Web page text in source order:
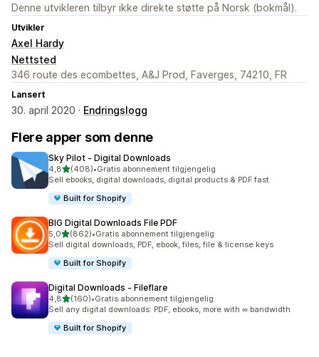
Denne utvikleren tilbyr ikke direkte støtte på Norsk (bokmål).
Utvikler
Axel Hardy
Nettsted
346 route des ecombettes, A&J Prod, Faverges, 74210, FR
Lansert
30. april 2020 · Endringslogg
Flere apper som denne
Sky Pilot ‑ Digital Downloads
4,8av 5 stjerner
(408)
Totalt 408 omtaler
•Gratis abonnement tilgjengelig
Sell ebooks, digital downloads, digital products & PDF fast.
Built for Shopify
BIG Digital Downloads File PDF
5,0av 5 stjerner
(862)
Totalt 862 omtaler
•Gratis abonnement tilgjengelig
Sell digital downloads, PDF, ebook, files, file & license keys
Built for Shopify
Digital Downloads ‑ Fileflare
4,8av 5 stjerner
(160)
Totalt 160 omtaler
•Gratis abonnement tilgjengelig
Sell any digital downloads: PDF, ebooks, more with ∞ bandwidth
Built for Shopify